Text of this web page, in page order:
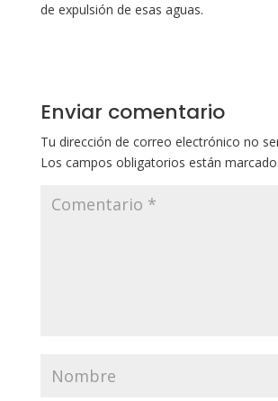
de expulsión de esas aguas.
Enviar comentario
Tu dirección de correo electrónico no
Los campos obligatorios están